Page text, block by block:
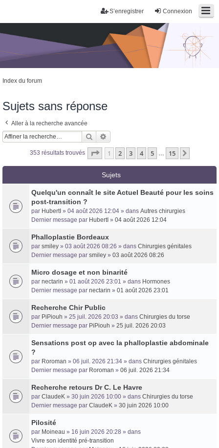
Connexion
S’enregistrer
Trans District
Forum d'information sur les transidentités masculines FtM/FtX/Ft*
Index du forum
Sujets sans réponse
Aller à la recherche avancée
Rechercher
353 résultats trouvés Page 1sur15
1 2 3 4 5 … 15
Sujets
Quelqu'un connaît le site Actuel Beauté pour les soins
post-transition ?
par HubertI » 04 août 2026 12:04 » dans Autres chirurgies
Dernier message par HubertI » 04 août 2026 12:04
Phalloplastie Bordeaux
par smiley » 03 août 2026 08:26 » dans Chirurgies génitales
Dernier message par smiley » 03 août 2026 08:26
Micro dosage et non binarité
par nectarin » 01 août 2026 23:01 » dans Hormones
Dernier message par nectarin » 01 août 2026 23:01
Recherche Chir Public
par PiPiouh » 25 juil. 2026 20:03 » dans Chirurgies du torse
Dernier message par PiPiouh » 25 juil. 2026 20:03
Sensations post op avec la phalloplastie abdominale
?
par Roroman » 06 juil. 2026 21:34 » dans Chirurgies génitales
Dernier message par Roroman » 06 juil. 2026 21:34
Recherche retours Dr C. Le Havre
par ClaudeK » 30 juin 2026 10:00 » dans Chirurgies du torse
Dernier message par ClaudeK » 30 juin 2026 10:00
Pilosité
par Moineau » 16 juin 2026 20:28 » dans
Vivre son identité pré-transition